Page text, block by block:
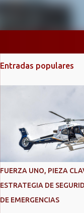
Entradas populares
FUERZA UNO, PIEZA
ESTRATEGIA DE
DE EMERGENCIAS